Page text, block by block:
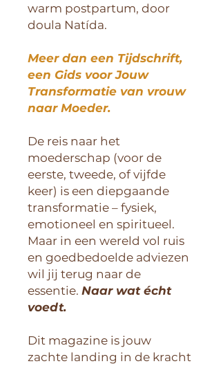
warm postpartum, door
doula Natída.
Meer dan een Tijdschrift,
een Gids voor Jouw
Transformatie van vrouw
naar Moeder.
De reis naar het
moederschap (voor de
eerste, tweede, of vijfde
keer) is een diepgaande
transformatie – fysiek,
emotioneel en spiritueel.
Maar in een wereld vol ruis
en goedbedoelde adviezen
wil jij terug naar de
essentie. Naar wat écht
voedt.
Dit magazine is jouw
zachte landing in de kracht